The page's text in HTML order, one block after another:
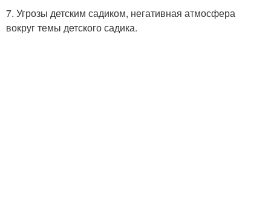
7. Угрозы детским садиком, негативная атмосфера
вокруг темы детского садика.